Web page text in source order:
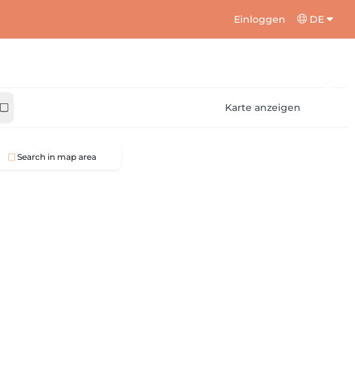
Einloggen DE
Karte anzeigen
Search in map area